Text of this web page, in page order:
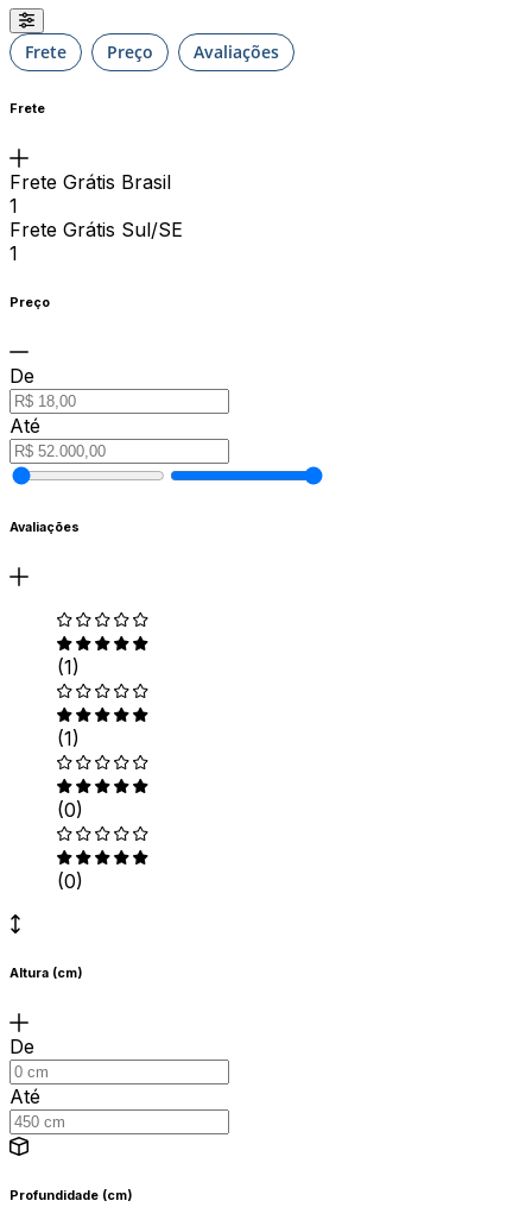
Frete Preço Avaliações
Frete
Frete Grátis Brasil
1
Frete Grátis Sul/SE
1
Preço
De
Até
Avaliações
(1)
(1)
(0)
(0)
Altura (cm)
De
Até
Profundidade (cm)